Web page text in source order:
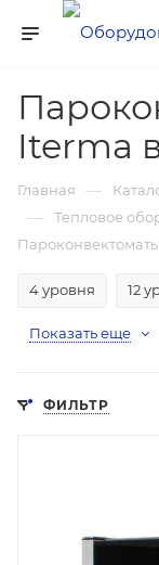
Iterma
Главная —
— Тепловое
4 уровня 12
Показать еще
ФИЛЬТР